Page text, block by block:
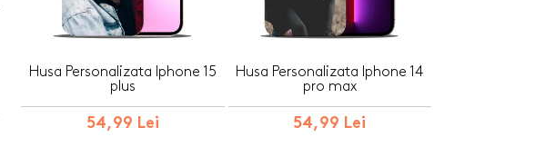
Husa Personalizata Iphone 15
plus
54,99 Lei
Husa Personalizata Iphone 14
pro max
54,99 Lei